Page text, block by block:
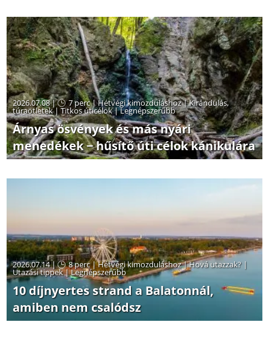
2026.07.08 | 7 perc|Hétvégi kimozduláshoz|Kirándulás,
túraötletek|Titkos úticélok|Legnépszerűbb
Árnyas ösvények és más nyári
menedékek − hűsítő úti célok kánikulára
2026.07.14 | 8 perc|Hétvégi kimozduláshoz|Hová utazzak? |
Utazási tippek|Legnépszerűbb
10 díjnyertes strand a Balatonnál,
amiben nem csalódsz